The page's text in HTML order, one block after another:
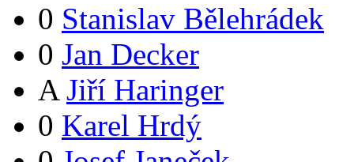
0 Stanislav Bělehrádek
0 Jan Decker
A Jiří Haringer
0 Karel Hrdý